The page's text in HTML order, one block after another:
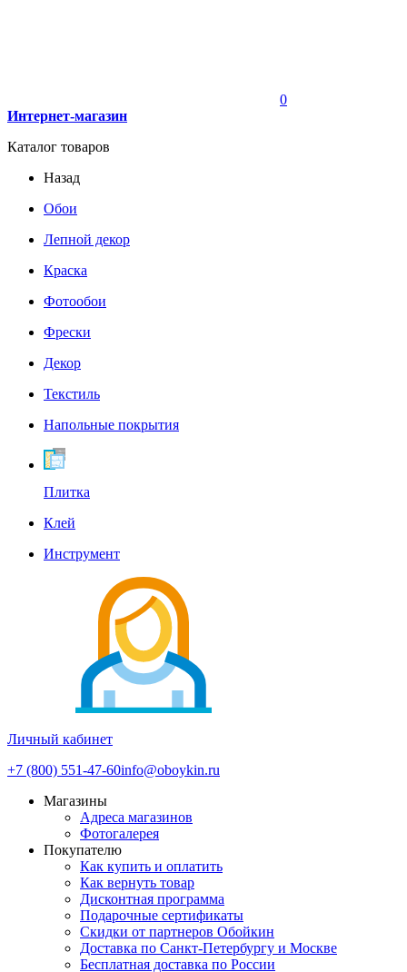
0
Интернет-магазин
Каталог товаров
Назад
Обои
Лепной декор
Краска
Фотообои
Фрески
Декор
Текстиль
Напольные покрытия
Плитка
Клей
Инструмент
Личный кабинет
+7 (800) 551-47-60info@oboykin.ru
Магазины
Адреса магазинов
Фотогалерея
Покупателю
Как купить и оплатить
Как вернуть товар
Дисконтная программа
Подарочные сертификаты
Скидки от партнеров Обойкин
Доставка по Санкт-Петербургу и Москве
Бесплатная доставка по России